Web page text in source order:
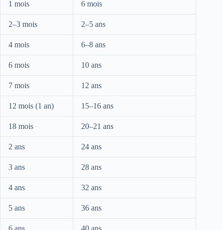
1 mois 6 mois
2–3 mois 2–5 ans
4 mois 6–8 ans
6 mois 10 ans
7 mois 12 ans
12 mois (1 an) 15–16 ans
18 mois 20–21 ans
2 ans 24 ans
3 ans 28 ans
4 ans 32 ans
5 ans 36 ans
6 ans 40 ans